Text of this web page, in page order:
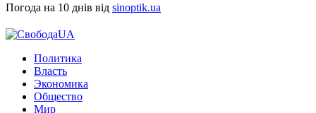
Погода на 10 днів від sinoptik.ua
Политика
Власть
Экономика
Общество
Мир